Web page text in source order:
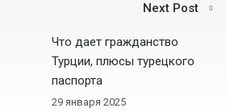
Next Post
Что дает гражданство
Турции, плюсы турецкого
паспорта
29 января 2025